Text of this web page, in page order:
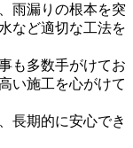
雨漏りの根本を突
など適切な工法を
も多数手がけてお
い施工を心がけて
長期的に安心でき